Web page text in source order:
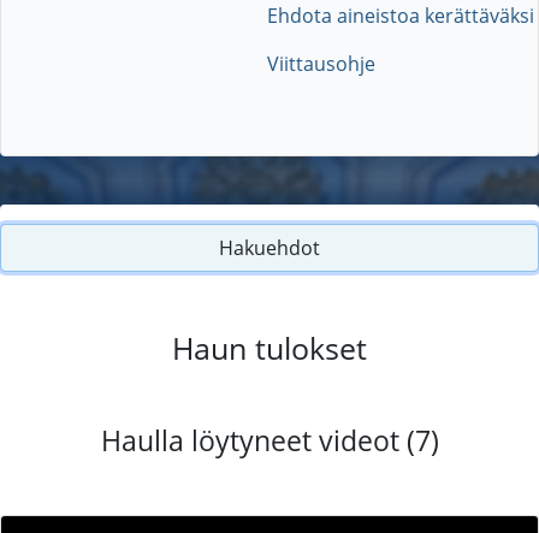
Ehdota aineistoa kerättäväksi
Viittausohje
Hakuehdot
Haun tulokset
Haulla löytyneet videot (7)